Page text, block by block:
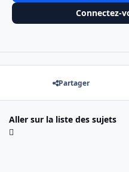
Connectez-
Partager
Aller sur la liste des sujets